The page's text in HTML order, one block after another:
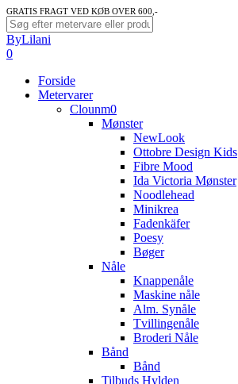
Skip
to
main
content
GRATIS FRAGT VED KØB OVER 600,-
Close
Search
ByLilani
search
account
0
Forside
Metervarer
Clounm0
Mønster
NewLook
Ottobre Design Kids
Fibre Mood
Ida Victoria Mønster
Noodlehead
Minikrea
Fadenkäfer
Poesy
Bøger
Nåle
Knappenåle
Maskine nåle
Alm. Synåle
Tvillingenåle
Broderi Nåle
Bånd
Bånd
Tilbuds Hylden